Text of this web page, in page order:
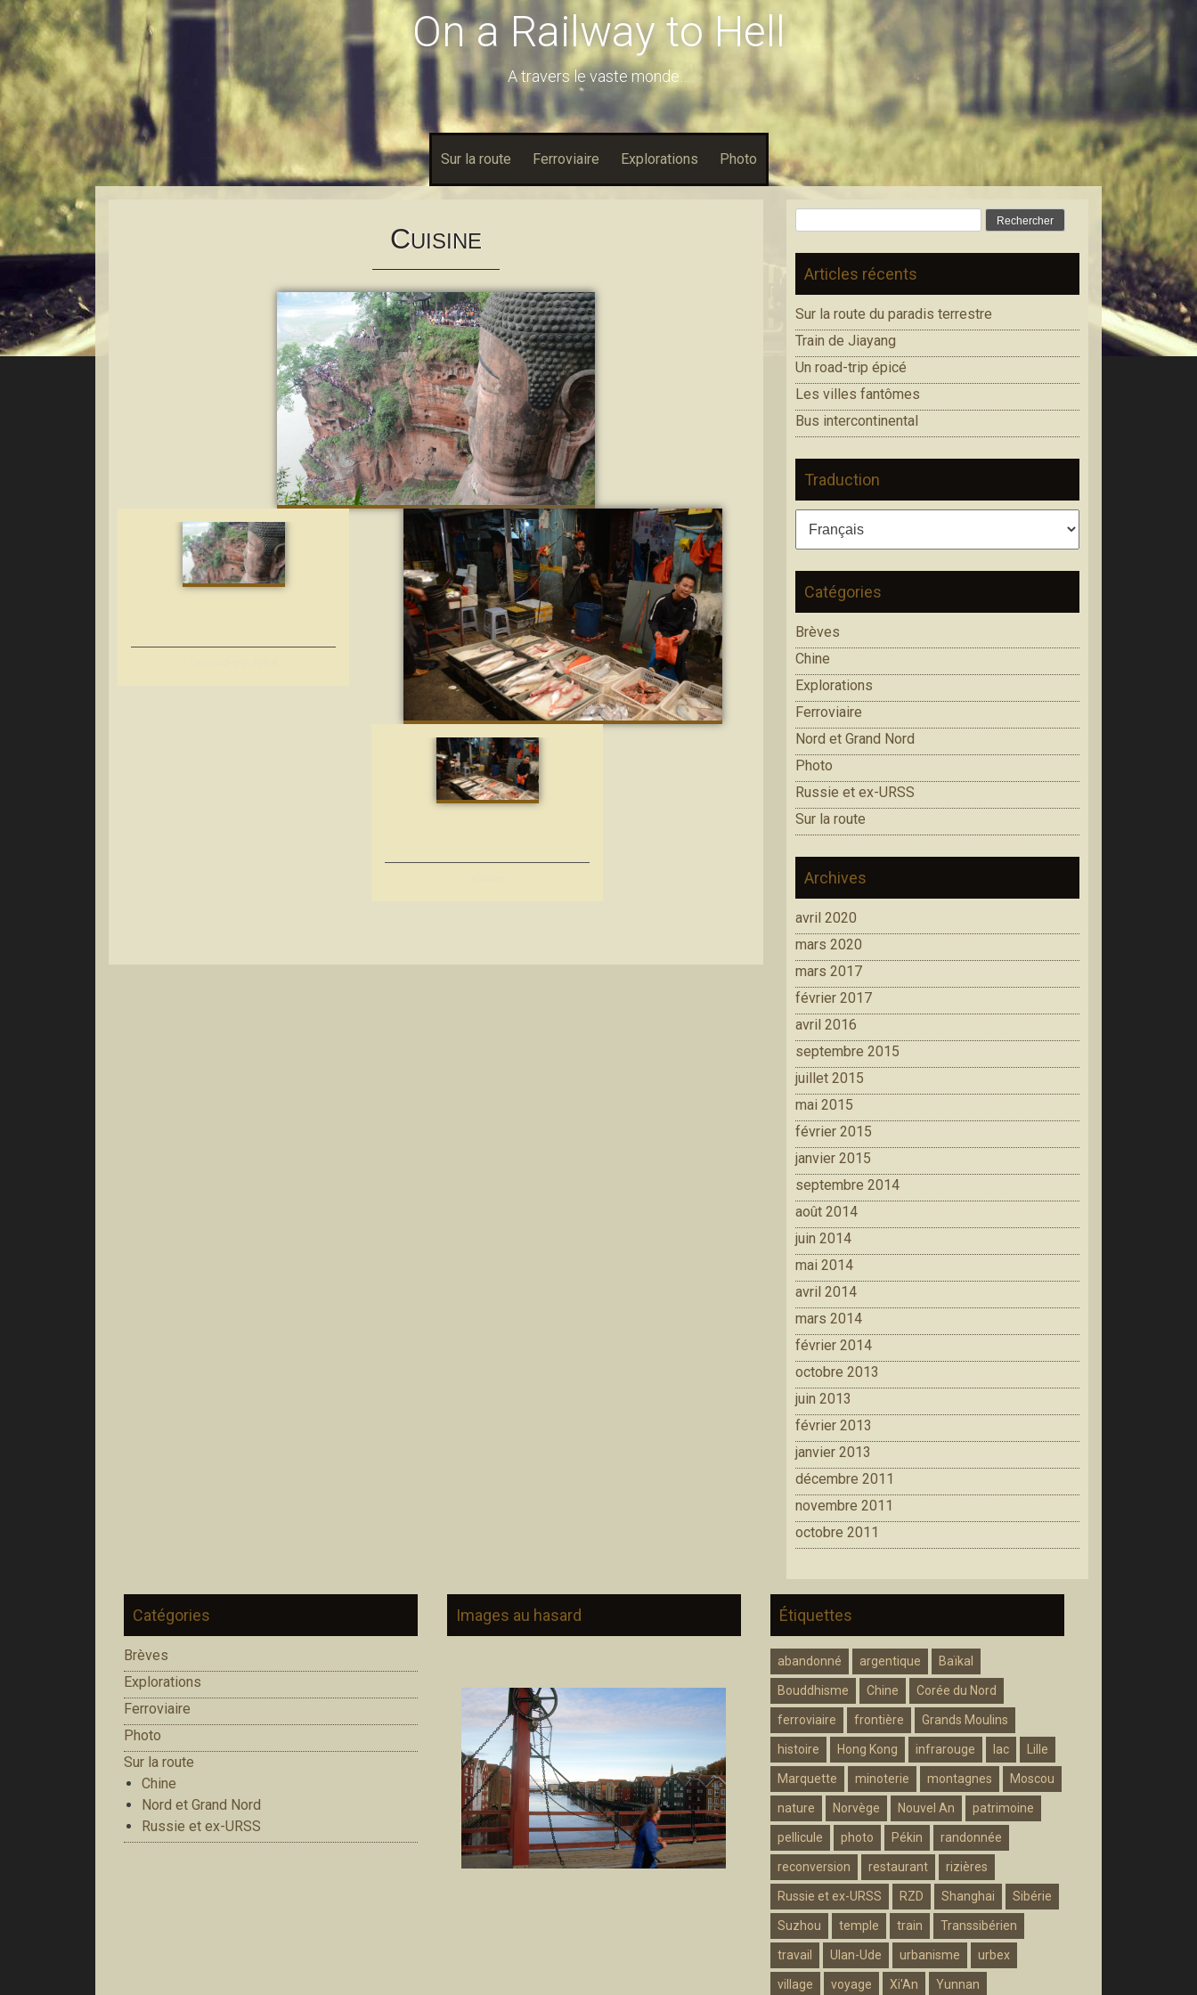
On a Railway to Hell
A travers le vaste monde…
Sur la route Ferroviaire Explorations Photo
CUISINE
Articles récents
Sur la route du paradis terrestre
Train de Jiayang
Un road-trip épicé
Les villes fantômes
Bus intercontinental
Traduction
Catégories
Brèves
Chine
Explorations
Ferroviaire
Nord et Grand Nord
Photo
Russie et ex-URSS
Sur la route
Archives
avril 2020
mars 2020
mars 2017
février 2017
avril 2016
septembre 2015
juillet 2015
mai 2015
février 2015
janvier 2015
septembre 2014
août 2014
juin 2014
mai 2014
avril 2014
mars 2014
février 2014
octobre 2013
juin 2013
février 2013
janvier 2013
décembre 2011
novembre 2011
octobre 2011
Catégories
Brèves
Explorations
Ferroviaire
Photo
Sur la route
Chine
Nord et Grand Nord
Russie et ex-URSS
Images au hasard Étiquettes
abandonné argentique Baïkal
Bouddhisme Chine Corée du Nord
ferroviaire frontière Grands Moulins
histoire Hong Kong infrarouge lac Lille
Marquette minoterie montagnes Moscou
nature Norvège Nouvel An patrimoine
pellicule photo Pékin randonnée
reconversion restaurant rizières
Russie et ex-URSS RZD Shanghai Sibérie
Suzhou temple train Transsibérien
travail Ulan-Ude urbanisme urbex
village voyage Xi'An Yunnan